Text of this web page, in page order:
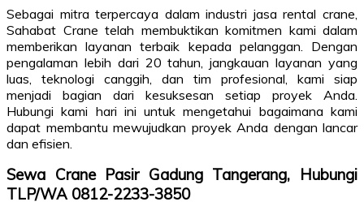
Sebagai mitra terpercaya dalam industri jasa rental crane,
Sahabat Crane telah membuktikan komitmen kami dalam
memberikan layanan terbaik kepada pelanggan. Dengan
pengalaman lebih dari 20 tahun, jangkauan layanan yang
luas, teknologi canggih, dan tim profesional, kami siap
menjadi bagian dari kesuksesan setiap proyek Anda.
Hubungi kami hari ini untuk mengetahui bagaimana kami
dapat membantu mewujudkan proyek Anda dengan lancar
dan efisien.
Sewa Crane Pasir Gadung Tangerang, Hubungi
TLP/WA 0812-2233-3850